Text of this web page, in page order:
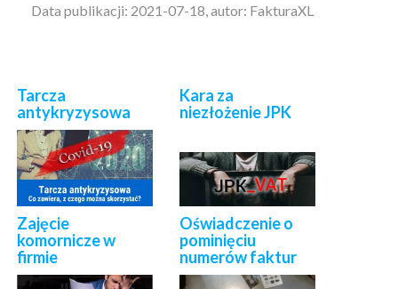
Data publikacji: 2021-07-18, autor: FakturaXL
Tarcza
antykryzysowa
Kara za
niezłożenie JPK
Zajęcie
komornicze w
firmie
Oświadczenie o
pominięciu
numerów faktur